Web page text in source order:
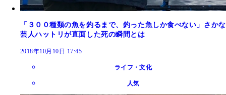
「３００種類の魚を釣るまで、釣った魚しか食べない」さかな
芸人ハットリが直面した死の瞬間とは
2018年10月10日 17:45
ライフ・文化
人気